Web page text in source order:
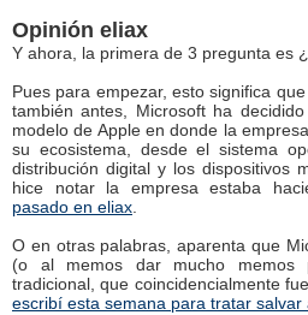
Opinión eliax
Y ahora, la primera de 3 pregunta es
Pues para empezar, esto significa
también antes, Microsoft ha
modelo de Apple en donde la
su ecosistema, desde el sistema
distribución digital y los dispositivos
hice notar la empresa estaba
pasado en eliax
O en otras palabras, aparenta que
(o al memos dar mucho memos
tradicional, que coincidencialmente
escribí esta semana para tratar salvar